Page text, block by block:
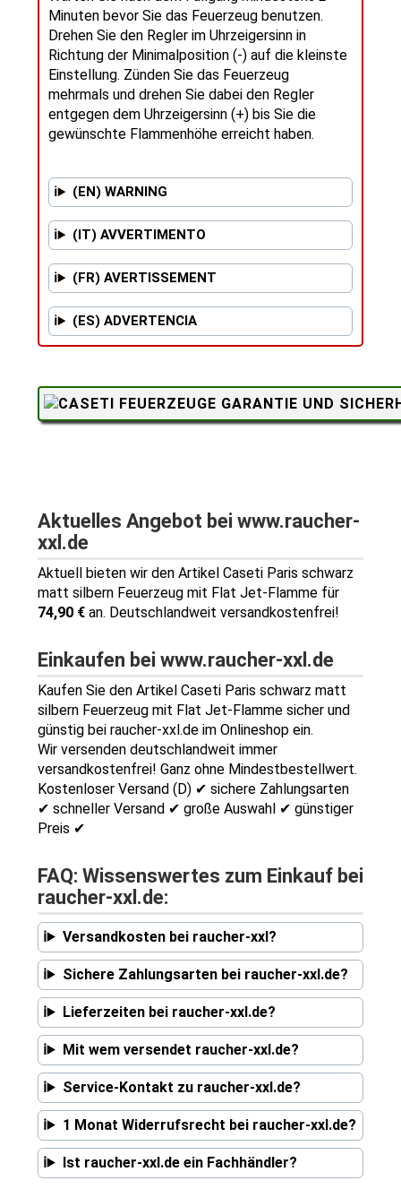
Minuten bevor Sie das Feuerzeug benutzen.
Drehen Sie den Regler im Uhrzeigersinn in
Richtung der Minimalposition (-) auf die kleinste
Einstellung. Zünden Sie das Feuerzeug
mehrmals und drehen Sie dabei den Regler
entgegen dem Uhrzeigersinn (+) bis Sie die
gewünschte Flammenhöhe erreicht haben.
(EN) WARNING
(IT) AVVERTIMENTO
(FR) AVERTISSEMENT
(ES) ADVERTENCIA
Aktuelles Angebot bei www.raucher-
xxl.de
Aktuell bieten wir den Artikel Caseti Paris schwarz
matt silbern Feuerzeug mit Flat Jet-Flamme für
74,90 €an. Deutschlandweit versandkostenfrei!
Einkaufen bei www.raucher-xxl.de
Kaufen Sie den Artikel Caseti Paris schwarz matt
silbern Feuerzeug mit Flat Jet-Flamme sicher und
günstig bei raucher-xxl.de im Onlineshop ein.
Wir versenden deutschlandweit immer
versandkostenfrei! Ganz ohne Mindestbestellwert.
Kostenloser Versand (D) ✔ sichere Zahlungsarten
✔ schneller Versand ✔ große Auswahl ✔ günstiger
Preis ✔
FAQ: Wissenswertes zum Einkauf bei
raucher-xxl.de:
Versandkosten bei raucher-xxl?
Sichere Zahlungsarten bei raucher-xxl.de?
Lieferzeiten bei raucher-xxl.de?
Mit wem versendet raucher-xxl.de?
Service-Kontakt zu raucher-xxl.de?
1 Monat Widerrufsrecht bei raucher-xxl.de?
Ist raucher-xxl.de ein Fachhändler?